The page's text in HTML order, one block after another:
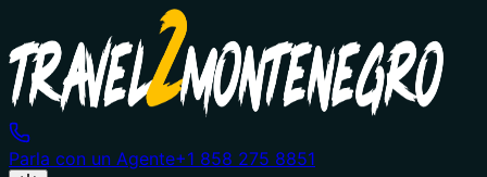
Parla con un Agente+1 858 275 8851